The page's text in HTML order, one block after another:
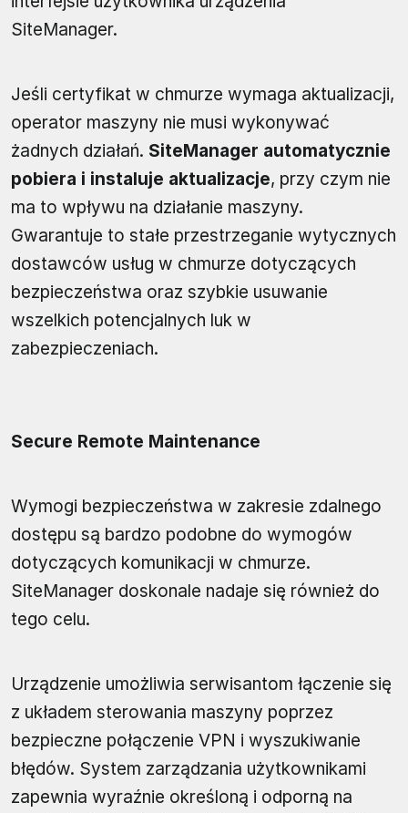
SiteManager.
Jeśli certyfikat w chmurze wymaga aktualizacji,
operator maszyny nie musi wykonywać
żadnych działań. SiteManager automatycznie
pobiera i instaluje aktualizacje, przy czym nie
ma to wpływu na działanie maszyny.
Gwarantuje to stałe przestrzeganie wytycznych
dostawców usług w chmurze dotyczących
bezpieczeństwa oraz szybkie usuwanie
wszelkich potencjalnych luk w
zabezpieczeniach.
Secure Remote Maintenance
Wymogi bezpieczeństwa w zakresie zdalnego
dostępu są bardzo podobne do wymogów
dotyczących komunikacji w chmurze.
SiteManager doskonale nadaje się również do
tego celu.
Urządzenie umożliwia serwisantom łączenie się
z układem sterowania maszyny poprzez
bezpieczne połączenie VPN i wyszukiwanie
błędów. System zarządzania użytkownikami
zapewnia wyraźnie określoną i odporną na